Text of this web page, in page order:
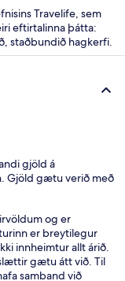
Travelife, sem
eftirtalinna þátta:
staðbundið hagkerfi.
gjöld á
Gjöld gætu verið með
og er
er breytilegur
innheimtur allt árið.
gætu átt við. Til
samband við